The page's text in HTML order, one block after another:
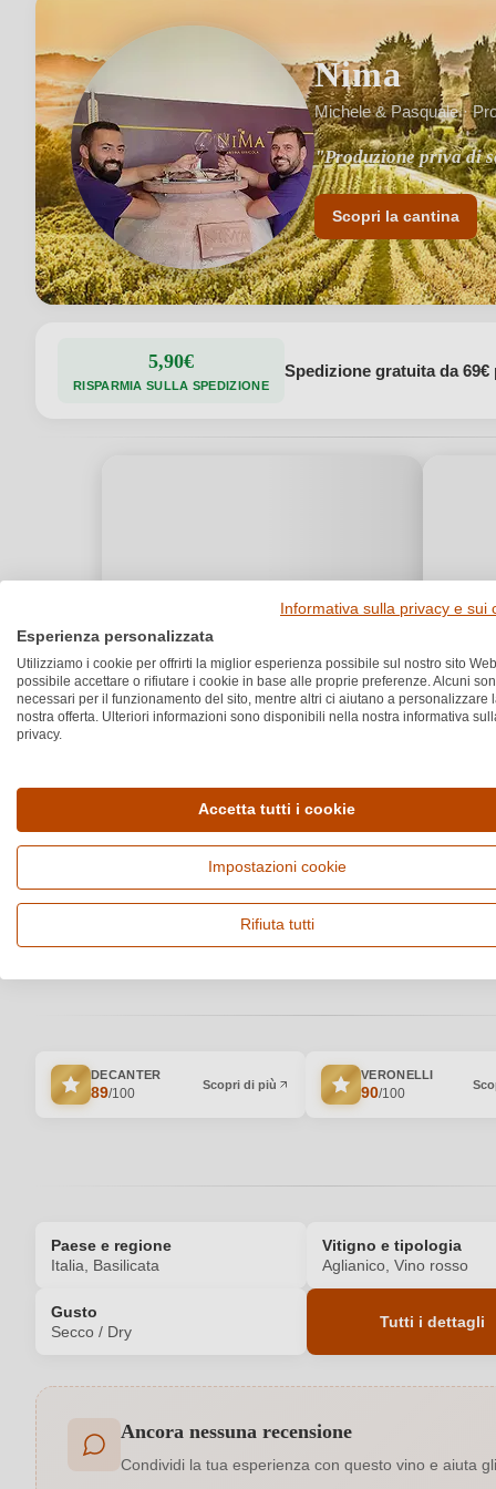
Nima
Michele & Pasquale ·
"Produzione priva di
"Vini simbolo
Scopri la cantina
5,90€
RISPARMIA SULLA SPEDIZIONE
Spedizione gratuita da 69€
DECANTER
89/100
Scopri di più
VERONELLI
90/100
Paese e regione
Italia, Basilicata
Vitigno e tipologia
Aglianico, Vino rosso
Gusto
Secco / Dry
Tutti i dettagli
Affinamento
Colore dell'uva
Ancora nessuna recensione
Condividi la tua esperienza con questo vino e aiuta
Informativa sulla privacy e sui
Esperienza personalizzata
Utilizziamo i cookie per offrirti la miglior esperienza possibile sul nostro sito
possibile accettare o rifiutare i cookie in base alle proprie preferenze. Alcuni
necessari per il funzionamento del sito, mentre altri ci aiutano a personalizzare
nostra offerta. Ulteriori informazioni sono disponibili nella nostra informativa
privacy.
Accetta tutti i cookie
Impostazioni cookie
Rifiuta tutti